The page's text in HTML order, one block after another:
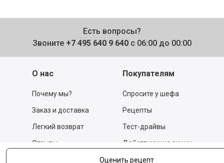
Оценить рецепт
Есть вопросы?
Звоните +7 495 640 9 640 с 06:00 до 00:00
О нас
Почему мы?
Заказ и доставка
Легкий возврат
Отзывы
Покупателям
Спросите у шефа
Рецепты
Тест-драйвы
Действующие акции
Программа